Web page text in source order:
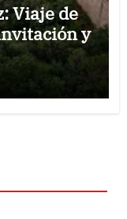
Viaje de
y